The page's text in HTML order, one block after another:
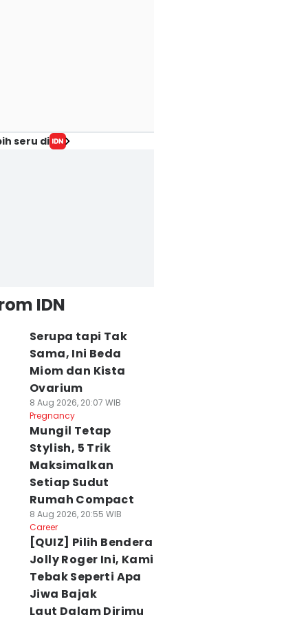
seru di
IDN
Serupa tapi Tak
Sama, Ini Beda
Miom dan Kista
Ovarium
8 Aug 2026, 20:07 WIB
Pregnancy
Mungil Tetap
Stylish, 5 Trik
Maksimalkan
Setiap Sudut
Rumah Compact
8 Aug 2026, 20:55 WIB
Career
[QUIZ] Pilih Bendera
Jolly Roger Ini, Kami
Tebak Seperti Apa
Jiwa Bajak
Laut Dalam Dirimu